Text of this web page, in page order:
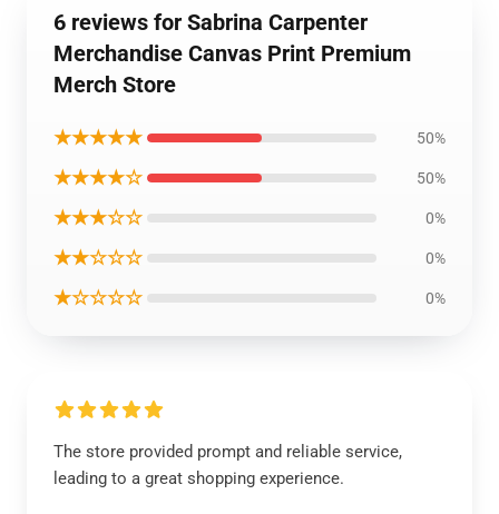
6 reviews for Sabrina Carpenter
Merchandise Canvas Print Premium
Merch Store
★★★★★ 50%
★★★★☆ 50%
★★★☆☆ 0%
★★☆☆☆ 0%
★☆☆☆☆ 0%
The store provided prompt and reliable service,
leading to a great shopping experience.